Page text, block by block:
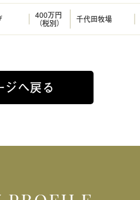
400万円
（税別） 千代田牧場
ジへ戻る